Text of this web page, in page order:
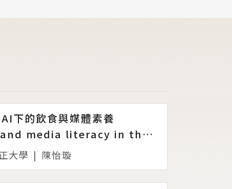
下的飲食與媒體素養
Food and media literacy in the age of Generative AI
大學 | 陳怡璇